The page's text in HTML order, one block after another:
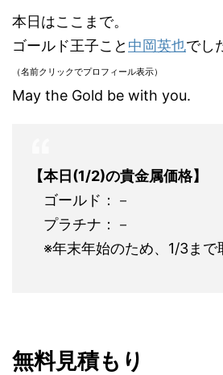
本日はここまで。
ゴールド王子こと 中岡英也でし
（名前クリックでプロフィール表示）
May the Gold be with you.
【本日(1/2)の貴金属価格】
ゴールド：－
プラチナ：－
※年末年始のため、1/3まで
無料見積もり